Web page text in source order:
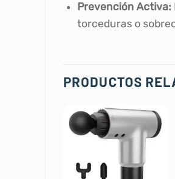
Prevención Activa:
torceduras o
PRODUCTOS